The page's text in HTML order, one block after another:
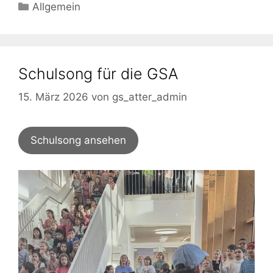
Kategorien
Allgemein
Schulsong für die GSA
15. März 2026 von gs_atter_admin
Schulsong ansehen